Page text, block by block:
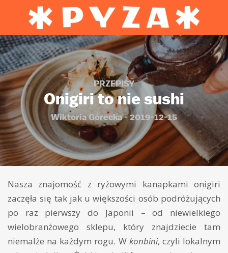
PRZEPISY
Onigiri to nie sushi
Wiktoria Górecka - 2019-12-15
Nasza znajomość z ryżowymi kanapkami onigiri
zaczęła się tak jak u większości osób podróżujących
po raz pierwszy do Japonii – od niewielkiego
wielobranżowego sklepu, który znajdziecie tam
niemalże na każdym rogu. W konbini, czyli lokalnym